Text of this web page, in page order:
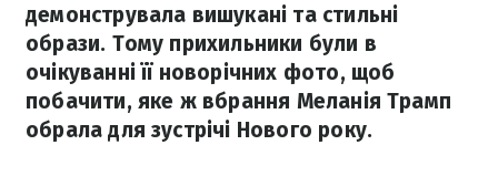
демонструвала вишукані та стильні
образи. Тому прихильники були в
очікуванні її новорічних фото, щоб
побачити, яке ж вбрання Меланія Трамп
обрала для зустрічі Нового року.